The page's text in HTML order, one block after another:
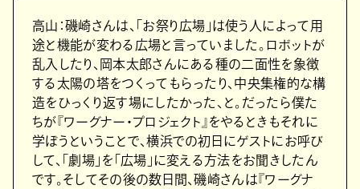
高山：磯崎さんは、「お祭り広場」は使う人によって用
途と機能が変わる広場と言っていました。ロボットが
乱入したり、岡本太郎さんにある種の二面性を象徴
する太陽の塔をつくってもらったり、中央集権的な構
造をひっくり返す場にしたかった、と。だったら僕た
ちが『ワーグナー・プロジェクト』をやるときもそれに
学ぼうということで、横浜での初日にゲストにお呼び
して、「劇場」を「広場」に変える方法をお聞きしたん
です。そしてその後の数日間、磯崎さんは『ワーグナ